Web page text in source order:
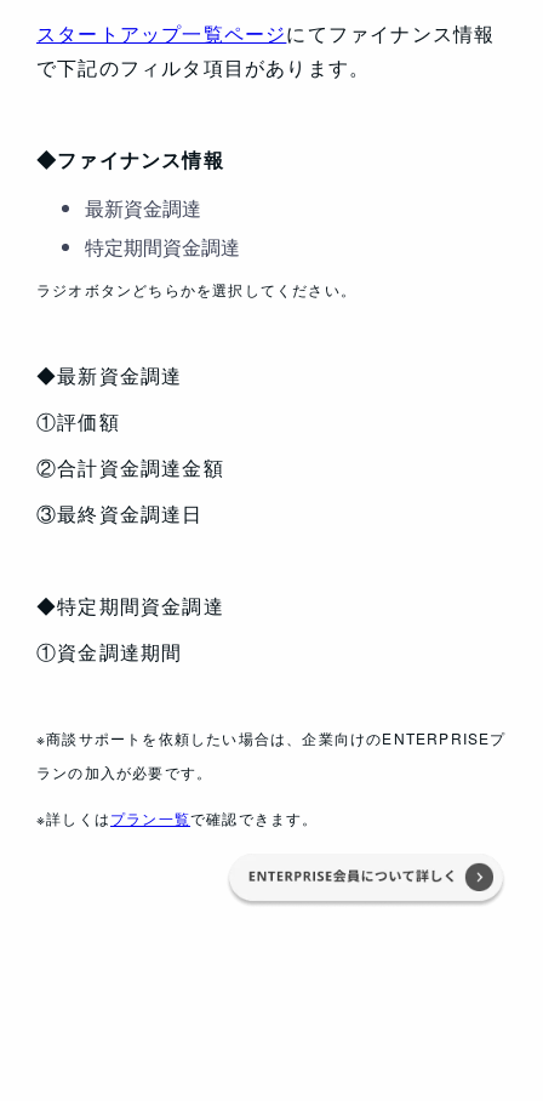
スタートアップ一覧ページにてファイナンス情報
で下記のフィルタ項目があります。
◆ファイナンス情報
最新資金調達
特定期間資金調達
ラジオボタンどちらかを選択してください。
◆最新資金調達
①評価額
②合計資金調達金額
③最終資金調達日
◆特定期間資金調達
①資金調達期間
※商談サポートを依頼したい場合は、企業向けのENTERPRISEプ
ランの加入が必要です。
※詳しくはプラン一覧で確認できます。